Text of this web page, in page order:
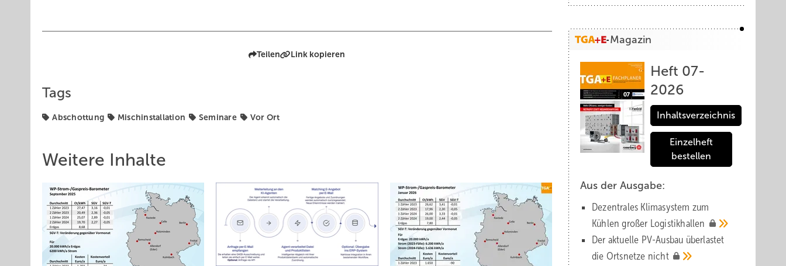
Teilen Link kopieren
Tags
Abschottung Mischinstallation Seminare Vor Ort
Weitere Inhalte
Magazin
Heft 07-
2026
Inhaltsverzeichnis
Einzelheft
bestellen
Aus der Ausgabe:
Dezentrales Klimasystem zum
Kühlen großer Logistik­hallen
Der aktuelle PV-Ausbau über­lastet
die Orts­netze nicht